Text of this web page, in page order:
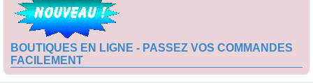
BOUTIQUES EN LIGNE - PASSEZ VOS COMMANDES
FACILEMENT